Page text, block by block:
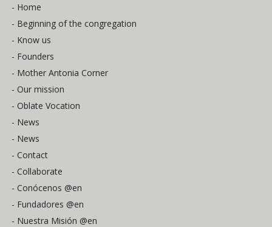
- Home
- Beginning of the congregation
- Know us
- Founders
- Mother Antonia Corner
- Our mission
- Oblate Vocation
- News
- News
- Contact
- Collaborate
- Conócenos @en
- Fundadores @en
- Nuestra Misión @en